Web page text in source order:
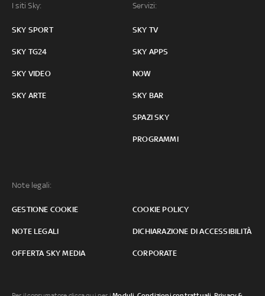
I siti Sky:
SKY SPORT
SKY TG24
SKY VIDEO
SKY ARTE
Servizi:
SKY TV
SKY APPS
NOW
SKY BAR
SPAZI SKY
PROGRAMMI
Note legali:
GESTIONE COOKIE COOKIE POLICY
NOTE LEGALI DICHIARAZIONE DI ACCESSIBILITÀ
OFFERTA SKY MEDIA CORPORATE